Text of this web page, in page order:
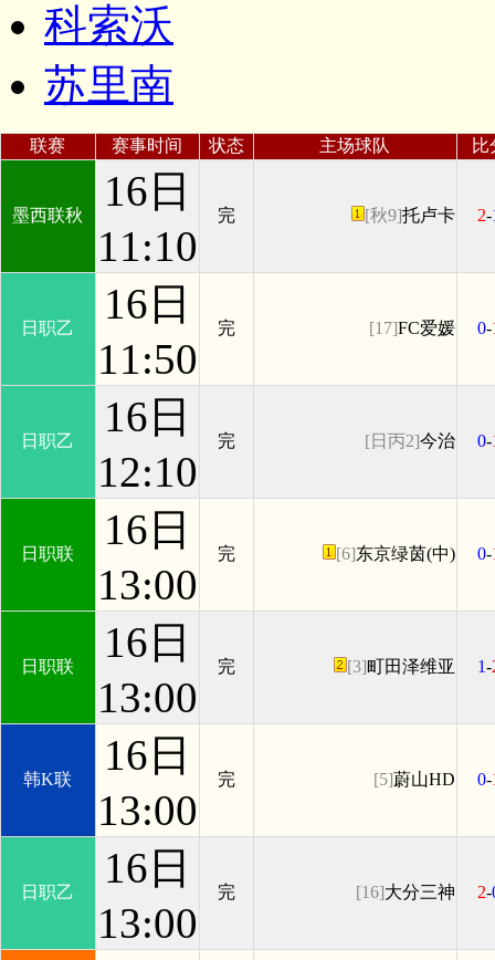
科索沃
苏里南
联赛 赛事时间 状态 主场球队 比
墨西联秋
16日
11:10
完 [秋9]托卢卡 2-
日职乙
16日
11:50
完 [17]FC爱媛 0-
日职乙
16日
12:10
完 [日丙2]今治 0-
日职联
16日
13:00
完 [6]东京绿茵(中) 0-
日职联
16日
13:00
完 [3]町田泽维亚 1-
韩K联
16日
13:00
完 [5]蔚山HD 0-
日职乙
16日
13:00
完 [16]大分三神 2-